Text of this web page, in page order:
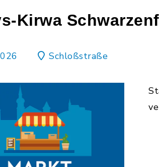
Kirwa
Schloßstraße